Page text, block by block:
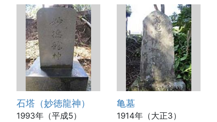
石塔（妙徳龍神）
1993年（平成5）
亀墓
1914年（大正3）